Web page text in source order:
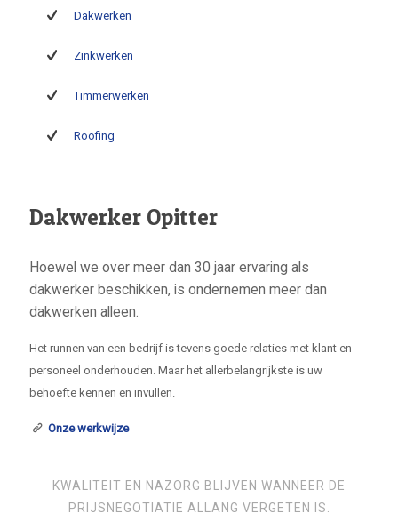
Dakwerken
Zinkwerken
Timmerwerken
Roofing
Dakwerker Opitter
Hoewel we over meer dan 30 jaar ervaring als
dakwerker beschikken, is ondernemen meer dan
dakwerken alleen.
Het runnen van een bedrijf is tevens goede relaties met klant en
personeel onderhouden. Maar het allerbelangrijkste is uw
behoefte kennen en invullen.
Onze werkwijze
KWALITEIT EN NAZORG BLIJVEN WANNEER DE
PRIJSNEGOTIATIE ALLANG VERGETEN IS.